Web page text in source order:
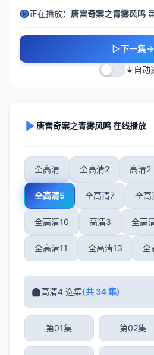
正在播放： 唐宫奇案之青雾风鸣
下一集
自动
唐宫奇案之青雾风鸣 在线播放
全高清 全高清2 高清2
全高清5 全高清7 全高
全高清10 高清3 全高
全高清11 全高清13 全
高清4 选集(共 34 集)
第01集 第02集